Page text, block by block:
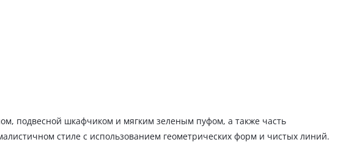
подвесной шкафчиком и мягким зеленым пуфом, а также часть
стиле с использованием геометрических форм и чистых линий.